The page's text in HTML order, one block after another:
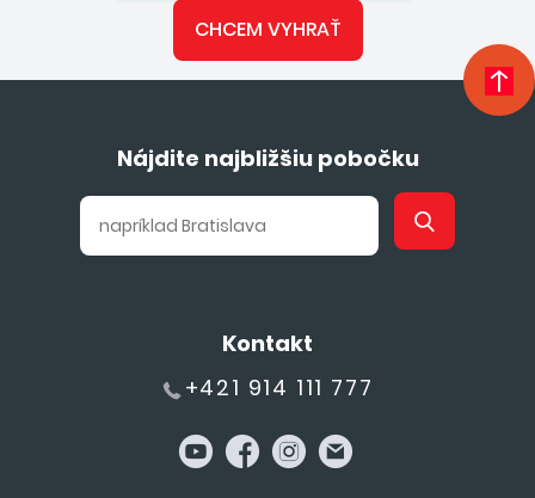
CHCEM VYHRAŤ
Nájdite najbližšiu pobočku
Kontakt
+421 914 111 777